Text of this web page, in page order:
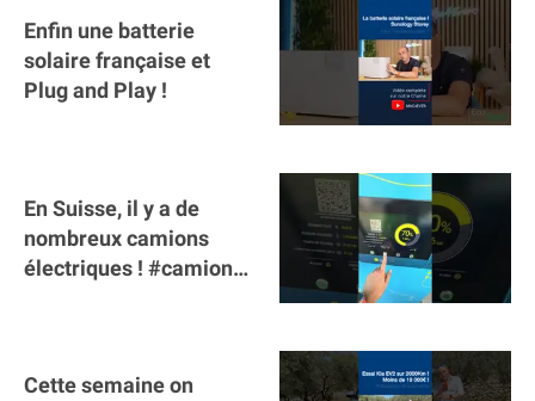
Enfin une batterie
solaire française et
Plug and Play !
En Suisse, il y a de
nombreux camions
électriques ! #camion
Cette semaine on